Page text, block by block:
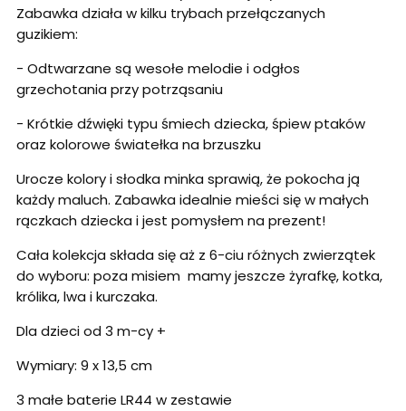
Zabawka działa w kilku trybach przełączanych
guzikiem:
- Odtwarzane są wesołe melodie i odgłos
grzechotania przy potrząsaniu
- Krótkie dźwięki typu śmiech dziecka, śpiew ptaków
oraz kolorowe światełka na brzuszku
Urocze kolory i słodka minka sprawią, że pokocha ją
każdy maluch. Zabawka idealnie mieści się w małych
rączkach dziecka i jest pomysłem na prezent!
Cała kolekcja składa się aż z 6-ciu różnych zwierzątek
do wyboru: poza misiem mamy jeszcze żyrafkę, kotka,
królika, lwa i kurczaka.
Dla dzieci od 3 m-cy +
Wymiary: 9 x 13,5 cm
3 małe baterie LR44 w zestawie